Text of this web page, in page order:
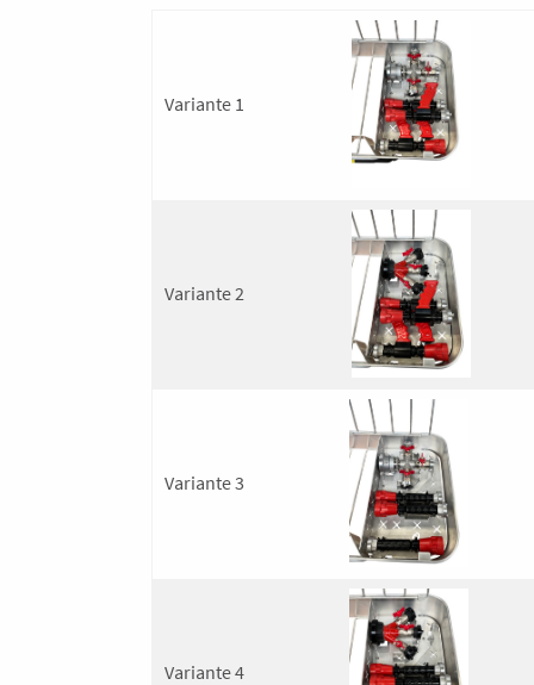
Variante 1
Variante 2
Variante 3
Variante 4